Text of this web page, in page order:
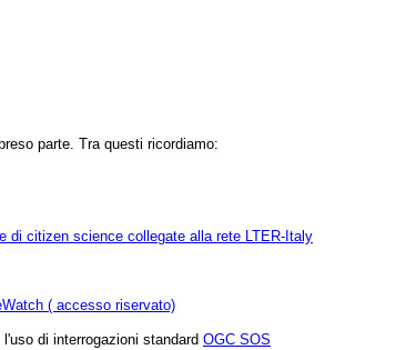
parte. Tra questi ricordiamo:
di citizen science collegate alla rete LTER-Italy
( accesso riservato)
di interrogazioni standard OGC SOS